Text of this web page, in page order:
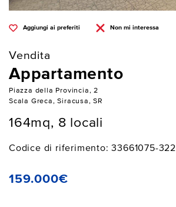
Aggiungi ai preferiti Non mi interessa
Vendita
Appartamento
Piazza della Provincia, 2
Scala Greca, Siracusa, SR
164mq, 8 locali
Codice di riferimento: 33661075-322
159.000€